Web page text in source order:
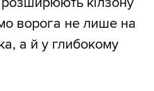
ворога не лише на
а й у глибокому